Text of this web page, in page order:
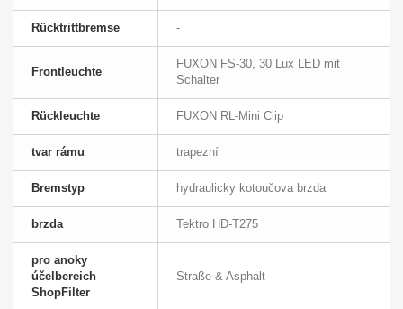
Rücktrittbremse -
Frontleuchte
FUXON FS-30, 30 Lux LED mit
Schalter
Rückleuchte FUXON RL-Mini Clip
tvar rámu trapezní
Bremstyp hydraulicky kotoučova brzda
brzda Tektro HD-T275
pro anoky
účelbereich
ShopFilter
Straße & Asphalt